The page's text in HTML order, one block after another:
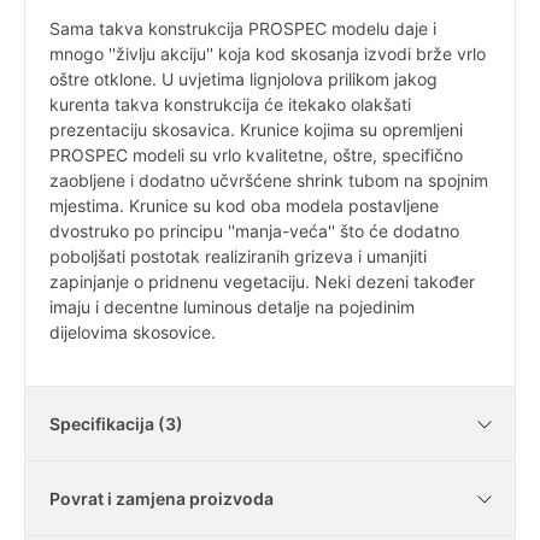
Sama takva konstrukcija PROSPEC modelu daje i
mnogo ''življu akciju'' koja kod skosanja izvodi brže vrlo
oštre otklone. U uvjetima lignjolova prilikom jakog
kurenta takva konstrukcija će itekako olakšati
prezentaciju skosavica. Krunice kojima su opremljeni
PROSPEC modeli su vrlo kvalitetne, oštre, specifično
zaobljene i dodatno učvršćene shrink tubom na spojnim
mjestima. Krunice su kod oba modela postavljene
dvostruko po principu ''manja-veća'' što će dodatno
poboljšati postotak realiziranih grizeva i umanjiti
zapinjanje o pridnenu vegetaciju. Neki dezeni također
imaju i decentne luminous detalje na pojedinim
dijelovima skosovice.
Specifikacija (3)
Povrat i zamjena proizvoda